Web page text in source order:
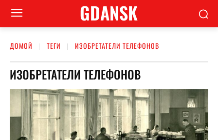
GDANSK
ДОМОЙ ТЕГИ ИЗОБРЕТАТЕЛИ ТЕЛЕФОНОВ
ИЗОБРЕТАТЕЛИ ТЕЛЕФОНОВ